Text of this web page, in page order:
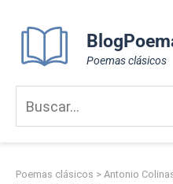
content
Poemas clásicos
Poemas clásicos > Antonio